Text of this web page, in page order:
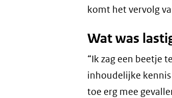
komt het vervolg
Wat was
“Ik zag een beetje
inhoudelijke
toe erg mee